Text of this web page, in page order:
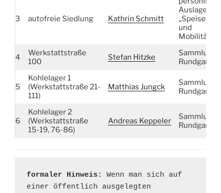
3 autofreie Siedlung Kathrin Schmitt
Auslage
und
4
Werkstattstraße
100
Stefan Hitzke
Sammlung
Rundgang
5
Kohlelager 1
(Werkstattstraße 21-
111)
Matthias Jungck
Sammlung
Rundgang
6
Kohlelager 2
(Werkstattstraße
15-19, 76-86)
Andreas Keppeler
Sammlung
Rundgang
formaler Hinweis: Wenn man sich auf
einer öffentlich ausgelegten